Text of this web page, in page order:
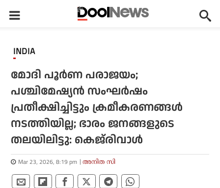
INDIA
മോദി പൂര്‍ണ പരാജയം;
പശ്ചിമേഷ്യന്‍ സംഘര്‍ഷം
പ്രതീക്ഷിച്ചിട്ടും ക്രമീകരണങ്ങള്‍
നടത്തിയില്ല; ഭാരം ജനങ്ങളുടെ
തലയിലിട്ടു: കെജ്‌രിവാള്‍
Mar 23, 2026, 8:19 pm അനിത സി